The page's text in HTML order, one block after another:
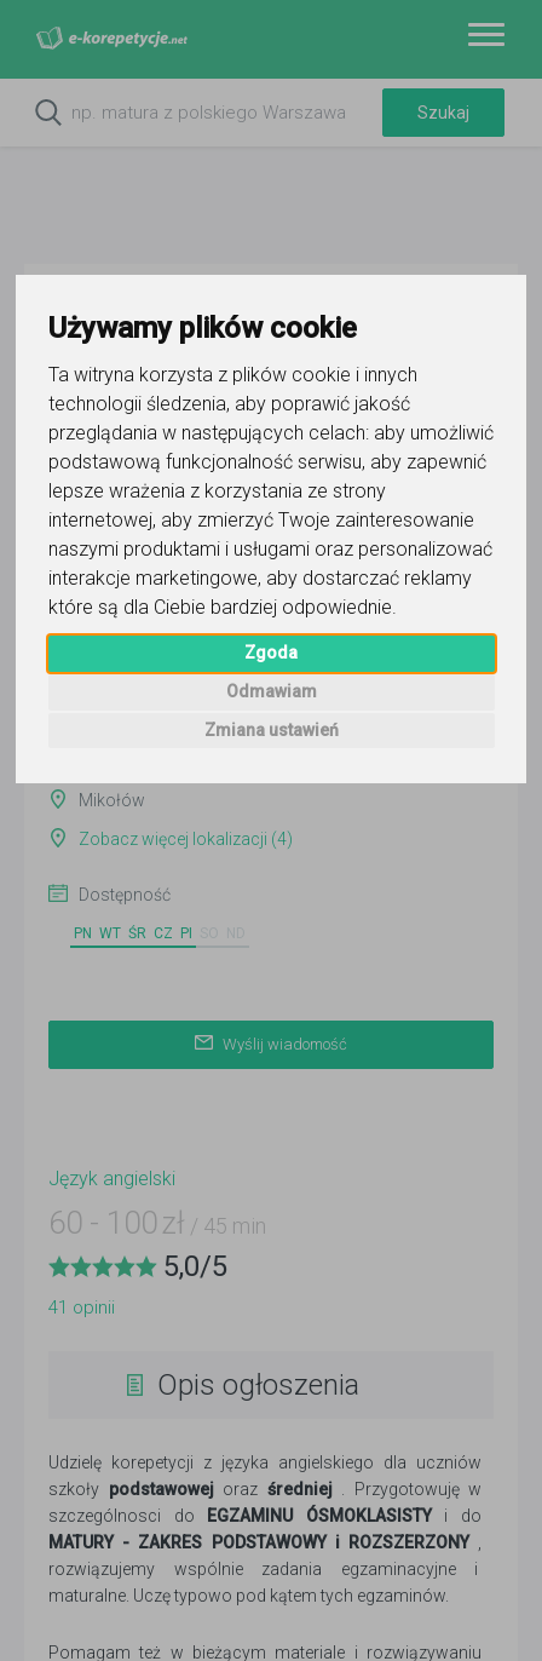
Używamy plików cookie
Ta witryna korzysta z plików cookie i innych
technologii śledzenia, aby poprawić jakość
przeglądania w następujących celach: aby umożliwić
podstawową funkcjonalność serwisu, aby zapewnić
lepsze wrażenia z korzystania ze strony
internetowej, aby zmierzyć Twoje zainteresowanie
naszymi produktami i usługami oraz personalizować
interakcje marketingowe, aby dostarczać reklamy
które są dla Ciebie bardziej odpowiednie.
Zgoda
Odmawiam
Zmiana ustawień
Oznacz wystąpienie kontaktu
Laura
Wyślij wiadomość
Ostatnia aktywność:
14 dni temu
Mikołów
Zobacz więcej lokalizacji (4)
Dostępność
PN WT ŚR CZ PI
Wyślij wiadomość
Język angielski
60 - 100 zł / 45 min
5,0/5
41 opinii
Opis ogłoszenia
Udzielę korepetycji z języka angielskiego dla uczniów
szkoły podstawowejoraz średniej. Przygotowuję w
szczególnosci do
EGZAMINU ÓSMOKLASISTYi do
MATURY - ZAKRES PODSTAWOWY i ROZSZERZONY,
rozwiązujemy wspólnie zadania egzaminacyjne i
maturalne. Uczę typowo pod kątem tych egzaminów.
Pomagam też w bieżącym materiale i rozwiązywaniu